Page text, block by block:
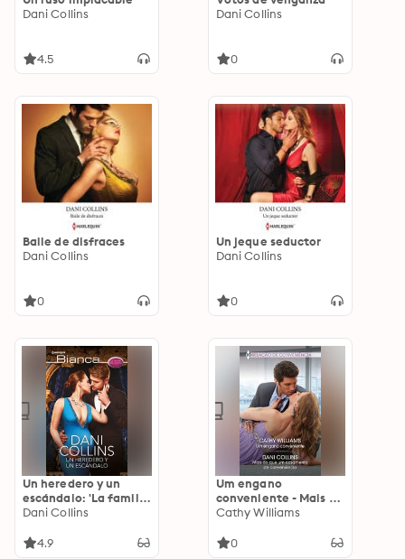
Dani Collins
4.5
Dani Collins
0
Baile de disfraces
Dani Collins
0
Un jeque seductor
Dani Collins
0
Un heredero y un
escándalo: 'La familia
Sauveterre'
Dani Collins
4.9
Um engano
conveniente - Mais do
que um casamento de
Cathy Williams
0